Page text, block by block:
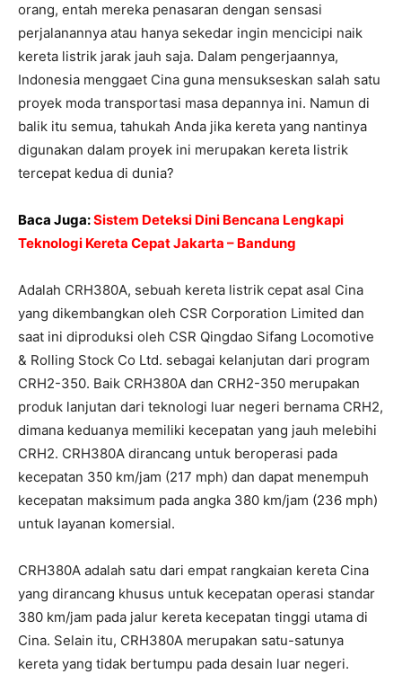
orang, entah mereka penasaran dengan sensasi
perjalanannya atau hanya sekedar ingin mencicipi naik
kereta listrik jarak jauh saja. Dalam pengerjaannya,
Indonesia menggaet Cina guna mensukseskan salah satu
proyek moda transportasi masa depannya ini. Namun di
balik itu semua, tahukah Anda jika kereta yang nantinya
digunakan dalam proyek ini merupakan kereta listrik
tercepat kedua di dunia?
Baca Juga:Sistem Deteksi Dini Bencana Lengkapi
Teknologi Kereta Cepat Jakarta – Bandung
Adalah CRH380A, sebuah kereta listrik cepat asal Cina
yang dikembangkan oleh CSR Corporation Limited dan
saat ini diproduksi oleh CSR Qingdao Sifang Locomotive
& Rolling Stock Co Ltd. sebagai kelanjutan dari program
CRH2-350. Baik CRH380A dan CRH2-350 merupakan
produk lanjutan dari teknologi luar negeri bernama CRH2,
dimana keduanya memiliki kecepatan yang jauh melebihi
CRH2. CRH380A dirancang untuk beroperasi pada
kecepatan 350 km/jam (217 mph) dan dapat menempuh
kecepatan maksimum pada angka 380 km/jam (236 mph)
untuk layanan komersial.
CRH380A adalah satu dari empat rangkaian kereta Cina
yang dirancang khusus untuk kecepatan operasi standar
380 km/jam pada jalur kereta kecepatan tinggi utama di
Cina. Selain itu, CRH380A merupakan satu-satunya
kereta yang tidak bertumpu pada desain luar negeri.